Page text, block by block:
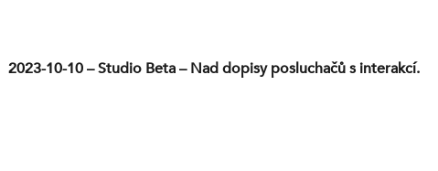
2023-10-10 – Studio Beta – Nad dopisy posluchačů s interakcí.